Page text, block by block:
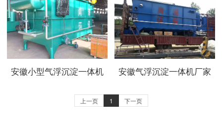
安徽小型气浮沉淀一体机 安徽气浮沉淀一体机厂家
上一页 1 下一页